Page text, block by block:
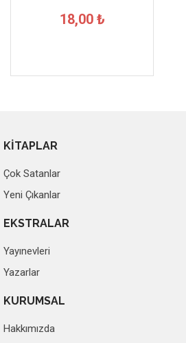
18,00 ₺
KİTAPLAR
Çok Satanlar
Yeni Çıkanlar
EKSTRALAR
Yayınevleri
Yazarlar
KURUMSAL
Hakkımızda